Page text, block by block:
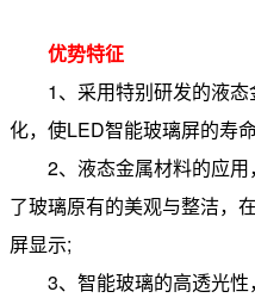
优势特征
1、采用特别研发的液态
化，使LED智能玻璃屏的寿
2、液态金属材料的应用
了玻璃原有的美观与整洁，
屏显示;
3、智能玻璃的高透光性